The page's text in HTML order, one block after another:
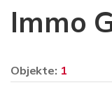
Immo
Objekte: 1